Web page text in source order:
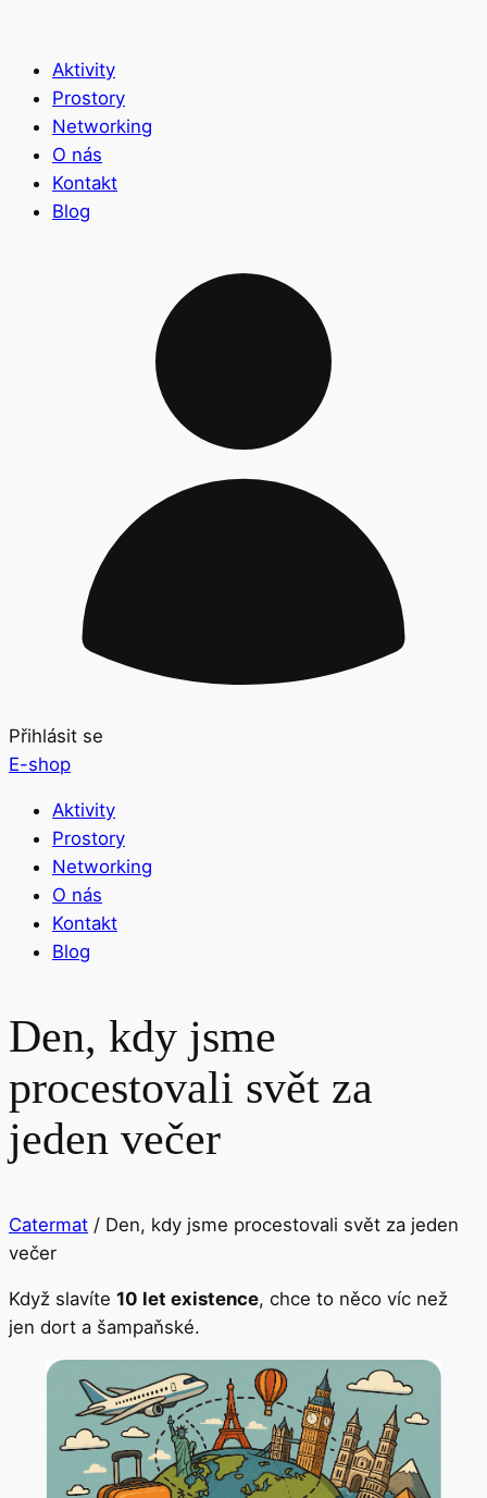
Aktivity
Prostory
Networking
O nás
Kontakt
Blog
Přihlásit se
E-shop
Aktivity
Prostory
Networking
O nás
Kontakt
Blog
Den, kdy jsme
procestovali svět za
jeden večer
Catermat / Den, kdy jsme procestovali svět za jeden
večer
Když slavíte 10 let existence, chce to něco víc než
jen dort a šampaňské.